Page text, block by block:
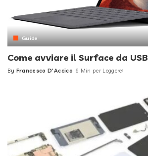
Guide
Come avviare il Surface da USB
Posted
By Francesco D'Accico 6 Min per Leggere